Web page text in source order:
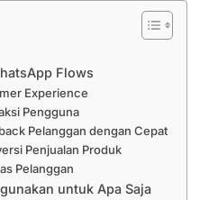
Flows
Experience
Pengguna
Pelanggan dengan Cepat
Penjualan Produk
Pelanggan
untuk Apa Saja